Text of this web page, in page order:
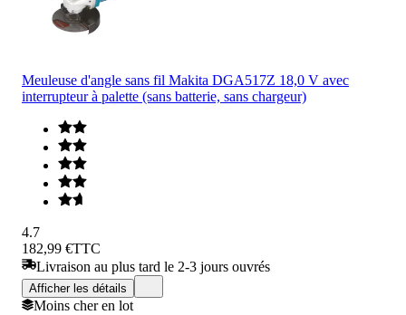
Meuleuse d'angle sans fil Makita DGA517Z 18,0 V avec
interrupteur à palette (sans batterie, sans chargeur)
4.7
182,99 €TTC
Livraison au plus tard le 2-3 jours ouvrés
Afficher les détails
Moins cher en lot